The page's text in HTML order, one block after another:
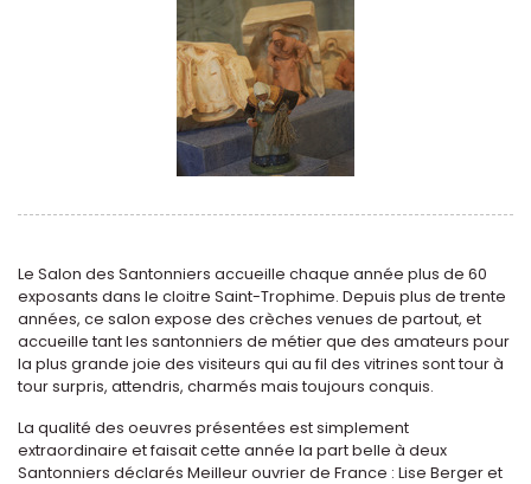
Le Salon des Santonniers accueille chaque année plus de 60
exposants dans le cloitre Saint-Trophime. Depuis plus de trente
années, ce salon expose des crèches venues de partout, et
accueille tant les santonniers de métier que des amateurs pour
la plus grande joie des visiteurs qui au fil des vitrines sont tour à
tour surpris, attendris, charmés mais toujours conquis.
La qualité des oeuvres présentées est simplement
extraordinaire et faisait cette année la part belle à deux
Santonniers déclarés Meilleur ouvrier de France : Lise Berger et